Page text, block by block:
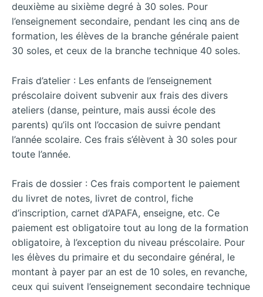
deuxième au sixième degré à 30 soles. Pour
l’enseignement secondaire, pendant les cinq ans de
formation, les élèves de la branche générale paient
30 soles, et ceux de la branche technique 40 soles.
Frais d’atelier : Les enfants de l’enseignement
préscolaire doivent subvenir aux frais des divers
ateliers (danse, peinture, mais aussi école des
parents) qu’ils ont l’occasion de suivre pendant
l’année scolaire. Ces frais s’élèvent à 30 soles pour
toute l’année.
Frais de dossier : Ces frais comportent le paiement
du livret de notes, livret de control, fiche
d’inscription, carnet d’APAFA, enseigne, etc. Ce
paiement est obligatoire tout au long de la formation
obligatoire, à l’exception du niveau préscolaire. Pour
les élèves du primaire et du secondaire général, le
montant à payer par an est de 10 soles, en revanche,
ceux qui suivent l’enseignement secondaire technique